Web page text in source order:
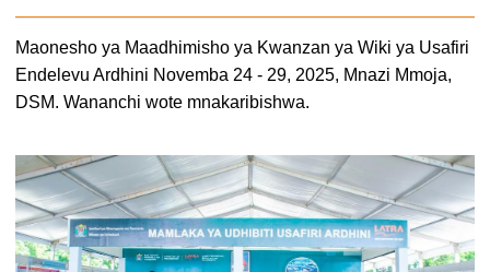
Maonesho ya Maadhimisho ya Kwanzan ya Wiki ya Usafiri
Endelevu Ardhini Novemba 24 - 29, 2025, Mnazi Mmoja,
DSM. Wananchi wote mnakaribishwa.